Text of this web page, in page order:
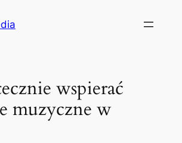
wspierać
muzyczne w